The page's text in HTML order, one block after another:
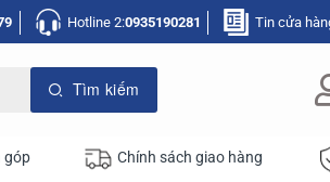
Hotline 2:0935190281 Tin cửa
góp Chính sách giao hàng